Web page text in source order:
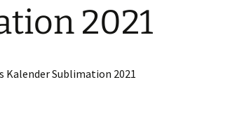
2021
Kalender Sublimation 2021